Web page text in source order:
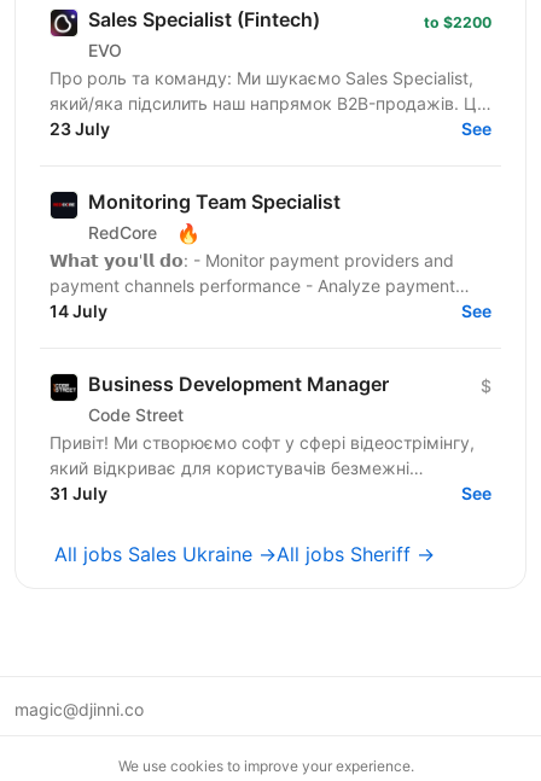
Sales Specialist (Fintech)
EVO
to $2200
Про роль та команду: Ми шукаємо Sales Specialist,
який/яка підсилить наш напрямок B2B-продажів. Ця
роль — для спеціаліста з обов'язковим досвідом у
23 July See
Monitoring Team Specialist
RedCore 🔥
𝗪𝗵𝗮𝘁 𝘆𝗼𝘂'𝗹𝗹 𝗱𝗼: - Monitor payment providers and
payment channels performance - Analyze payment
conversion rates and identify issues - Launch and test
14 July See
Business Development Manager
Code Street
$
Привіт! Ми створюємо софт у сфері відеострімінгу,
який відкриває для користувачів безмежні
можливості. Наш продукт уже підкорив ринок США і
31 July See
All jobs Sales Ukraine →All jobs Sheriff →
magic@djinni.co
We use cookies to improve your experience.